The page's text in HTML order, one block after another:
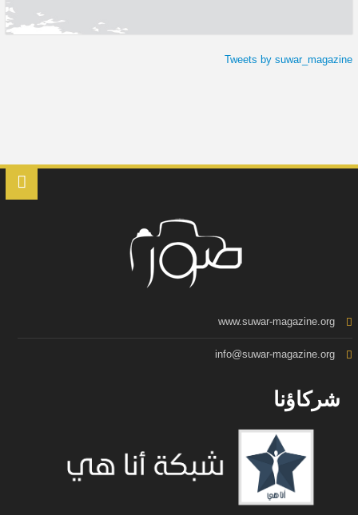
Tweets by suwar_magazine
www.suwar-magazine.org
info@suwar-magazine.org
شركاؤنا